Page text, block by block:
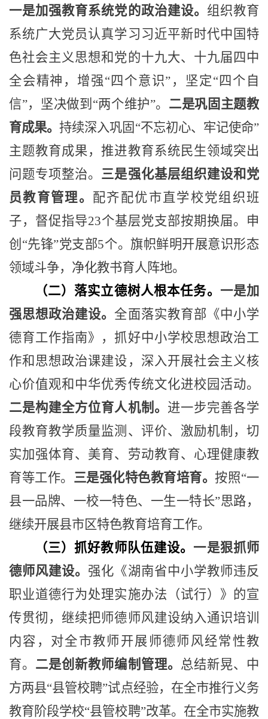
一是加强教育系统党的政治建设。 组织教育
系统广大党员认真学习习近平新时代中国特
色社会主义思想和党的十九大、十九届四中
全会精神，增强“四个意识” ，坚定“四个自
信”，坚决做到 “两个维护”。 二是巩固主题教
育成果。持续深入巩固 “不忘初心、牢记使命”
主题教育成果，推进教育系统民生领域突出
问题专项整治。 三是强化基层组织建设和党
员教育管理。 配齐配优市直学校党组织班
子，督促指导23个基层党支部按期换届。申
创 “先锋”党支部5个。旗帜鲜明开展意识形态
领域斗争，净化教书育人阵地。
（二）落实立德树人根本任务。 一是加
强思想政治建设。全面落实教育部《中小学
德育工作指南》，抓好中小学校思想政治工
作和思想政治课建设，深入开展社会主义核
心价值观和中华优秀传统文化进校园活动。
二是构建全方位育人机制。 进一步完善各学
段教育教学质量监测、评价、激励机制，切
实加强体育、美育、劳动教育、心理健康教
育等工作。 三是强化特色教育培育。按照“一
县一品牌、一校一特色、一生一特长”思路，
继续开展县市区特色教育培育工作。
（三）抓好教师队伍建设。 一是狠抓师
德师风建设。 强化《湖南省中小学教师违反
职业道德行为处理实施办法（试行）》的宣
传贯彻，继续把师德师风建设纳入通识培训
内容，对全市教师开展师德师风经常性教
育。 二是创新教师编制管理。 总结新晃、中
方两县“县管校聘”试点经验，在全市推行义务
教育阶段学校“县管校聘”改革。在全市实施教